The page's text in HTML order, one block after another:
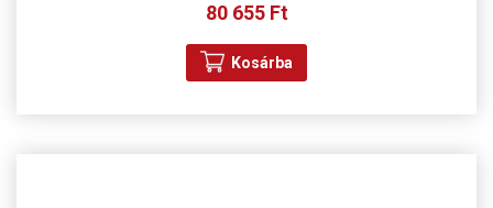
80 655 Ft
Kosárba